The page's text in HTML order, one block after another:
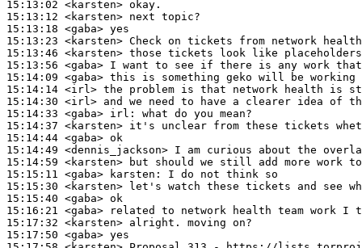
15:13:02 <karsten>
15:13:12 <karsten>
15:13:18 <gaba>
15:13:23 <karsten>
15:13:46 <karsten>
15:13:56 <gaba>
15:14:09 <gaba>
15:14:14 <irl>
15:14:30 <irl>
15:14:33 <gaba> irl:
15:14:37 <karsten>
15:14:44 <gaba>
15:14:49 <dennis_jackson>
15:14:59 <karsten>
15:15:11 <gaba> karsten:
15:15:30 <karsten>
15:15:40 <gaba>
15:16:21 <gaba>
15:17:32 <karsten>
15:17:50 <gaba>